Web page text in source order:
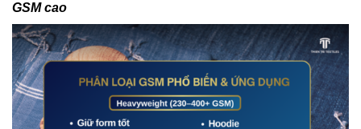
GSM cao